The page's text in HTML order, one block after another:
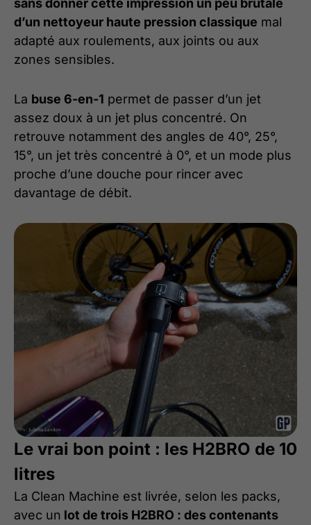
sans donner cette impression un peu brutale
d’un nettoyeur haute pression classique mal
adapté aux roulements, aux joints ou aux
zones sensibles.
La buse 6-en-1 permet de passer d’un jet
assez doux à un jet plus concentré. On
retrouve notamment des angles de 40°, 25°,
15°, un jet très concentré à 0°, et un mode plus
proche d’une douche pour rincer avec
davantage de débit.
Le vrai bon point : les H2BRO de 10
litres
La Clean Machine est livrée, selon les packs,
avec un lot de trois H2BRO : des contenants